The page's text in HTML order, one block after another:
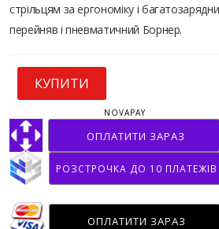
стрільцям за ергономіку і
перейняв і пневматичний Борнер.
КУПИТИ
ОПЛАТИТИ ЗАРАЗ
NOVAPAY
РОЗСТРОЧКА ДО 10 ПЛАТЕЖІВ
ОПЛАТИТИ ЗАРАЗ